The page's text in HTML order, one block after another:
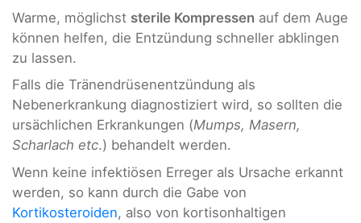
Warme, möglichst sterile Kompressen auf dem Auge
können helfen, die Entzündung schneller abklingen
zu lassen.
Falls die Tränendrüsenentzündung als
Nebenerkrankung diagnostiziert wird, so sollten die
ursächlichen Erkrankungen (Mumps, Masern,
Scharlach etc.) behandelt werden.
Wenn keine infektiösen Erreger als Ursache erkannt
werden, so kann durch die Gabe von
Kortikosteroiden, also von kortisonhaltigen